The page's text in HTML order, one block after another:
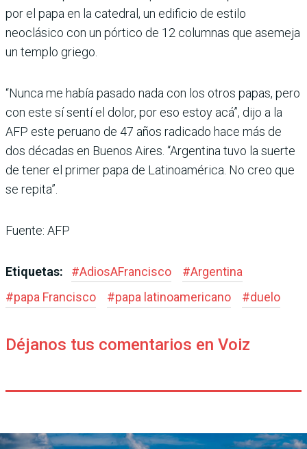
por el papa en la catedral, un edificio de estilo
neoclásico con un pórtico de 12 columnas que asemeja
un templo griego.
“Nunca me había pasado nada con los otros papas, pero
con este sí sentí el dolor, por eso estoy acá”, dijo a la
AFP este peruano de 47 años radicado hace más de
dos décadas en Buenos Aires. “Argentina tuvo la suerte
de tener el primer papa de Latinoamérica. No creo que
se repita”.
Fuente: AFP
Etiquetas: #AdiosAFrancisco #Argentina
#papa Francisco #papa latinoamericano #duelo
Déjanos tus comentarios en Voiz